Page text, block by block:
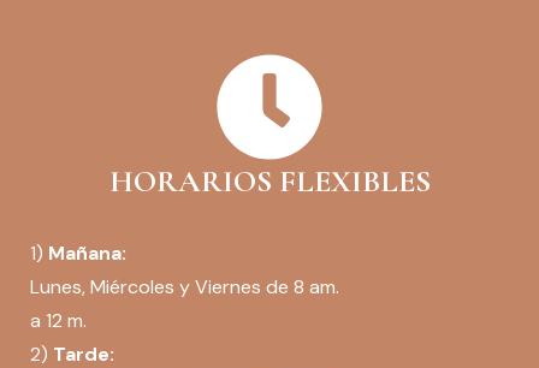
HORARIOS FLEXIBLES
1) Mañana:
Lunes, Miércoles y Viernes de 8 am.
a 12 m.
2) Tarde: